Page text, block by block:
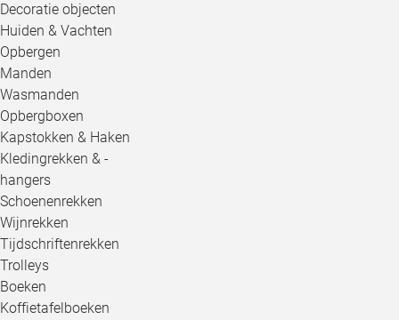
Decoratie objecten
Huiden & Vachten
Opbergen
Manden
Wasmanden
Opbergboxen
Kapstokken & Haken
Kledingrekken & -
hangers
Schoenenrekken
Wijnrekken
Tijdschriftenrekken
Trolleys
Boeken
Koffietafelboeken